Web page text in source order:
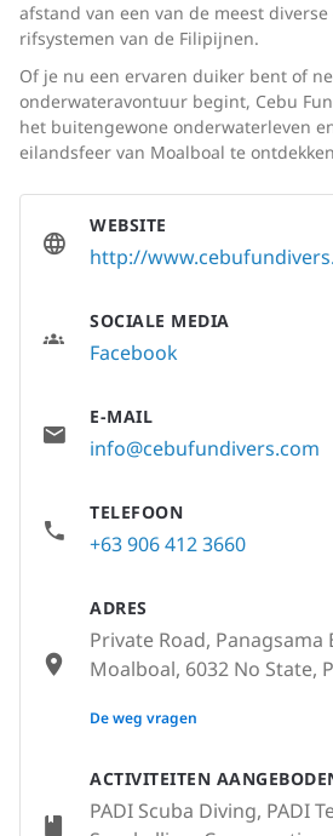
afstand van een van de meest
rifsystemen van de Filipijnen.
Of je nu een ervaren duiker bent of
onderwateravontuur begint, Cebu
het buitengewone onderwaterleven
eilandsfeer van Moalboal te
ACTIVITEITEN
PADI Scuba Diving, PADI
WEBSITE
http://
SOCIALE MEDIA
Facebook
E-MAIL
info@cebufundivers.com
TELEFOON
+63 906 412 3660
ADRES
Private Road, Panagsama
Moalboal, 6032 No State,
None
De weg vragen